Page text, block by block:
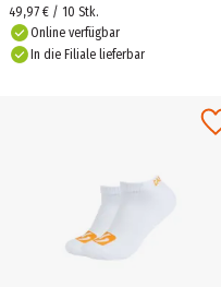
49,97 € / 10 Stk.
Online verfügbar
In die Filiale lieferbar